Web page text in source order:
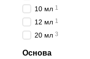
10 мл 1
12 мл 1
20 мл 3
Основа